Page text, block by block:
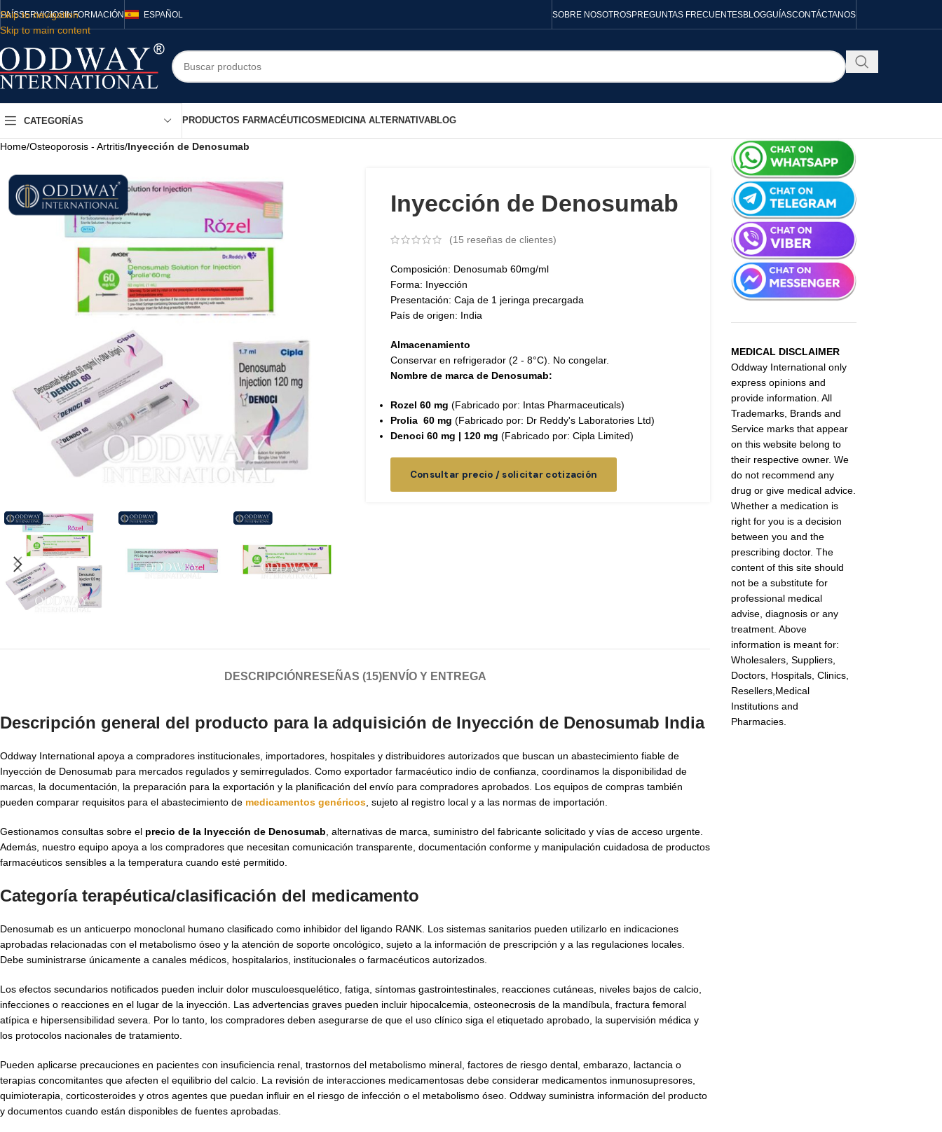
Skip to navigation
Skip to main content
PAÍSSERVICIOSINFORMACIÓN ESPAÑOL SOBRE NOSOTROSPREGUNTAS FRECUENTESBLOGGUÍASCONTÁCTANOS
CATEGORÍAS PRODUCTOS FARMACÉUTICOS MEDICINA ALTERNATIVABLOG
Home/Osteoporosis - Artritis/Inyección de Denosumab
Inyección de Denosumab
(15 reseñas de clientes)
Composición: Denosumab 60mg/ml
Forma: Inyección
Presentación: Caja de 1 jeringa precargada
País de origen: India
Almacenamiento
Conservar en refrigerador (2 - 8°C). No congelar.
Nombre de marca de Denosumab:
Rozel 60 mg (Fabricado por: Intas Pharmaceuticals)
Prolia 60 mg (Fabricado por: Dr Reddy's Laboratories Ltd)
Denoci 60 mg | 120 mg (Fabricado por: Cipla Limited)
Consultar precio / solicitar cotización
DESCRIPCIÓN RESEÑAS (15)ENVÍO Y ENTREGA
Descripción general del producto para la adquisición de Inyección de Denosumab India
Oddway International apoya a compradores institucionales, importadores, hospitales y distribuidores autorizados que buscan un abastecimiento fiable de
Inyección de Denosumab para mercados regulados y semirregulados. Como exportador farmacéutico indio de confianza, coordinamos la disponibilidad de
marcas, la documentación, la preparación para la exportación y la planificación del envío para compradores aprobados. Los equipos de compras también
pueden comparar requisitos para el abastecimiento de medicamentos genéricos , sujeto al registro local y a las normas de importación.
Gestionamos consultas sobre el precio de la Inyección de Denosumab , alternativas de marca, suministro del fabricante solicitado y vías de acceso urgente.
Además, nuestro equipo apoya a los compradores que necesitan comunicación transparente, documentación conforme y manipulación cuidadosa de productos
farmacéuticos sensibles a la temperatura cuando esté permitido.
Categoría terapéutica/clasificación del medicamento
Denosumab es un anticuerpo monoclonal humano clasificado como inhibidor del ligando RANK. Los sistemas sanitarios pueden utilizarlo en indicaciones
aprobadas relacionadas con el metabolismo óseo y la atención de soporte oncológico, sujeto a la información de prescripción y a las regulaciones locales.
Debe suministrarse únicamente a canales médicos, hospitalarios, institucionales o farmacéuticos autorizados.
Los efectos secundarios notificados pueden incluir dolor musculoesquelético, fatiga, síntomas gastrointestinales, reacciones cutáneas, niveles bajos de calcio,
infecciones o reacciones en el lugar de la inyección. Las advertencias graves pueden incluir hipocalcemia, osteonecrosis de la mandíbula, fractura femoral
atípica e hipersensibilidad severa. Por lo tanto, los compradores deben asegurarse de que el uso clínico siga el etiquetado aprobado, la supervisión médica y
los protocolos nacionales de tratamiento.
Pueden aplicarse precauciones en pacientes con insuficiencia renal, trastornos del metabolismo mineral, factores de riesgo dental, embarazo, lactancia o
terapias concomitantes que afecten el equilibrio del calcio. La revisión de interacciones medicamentosas debe considerar medicamentos inmunosupresores,
quimioterapia, corticosteroides y otros agentes que puedan influir en el riesgo de infección o el metabolismo óseo. Oddway suministra información del producto
y documentos cuando están disponibles de fuentes aprobadas.
MEDICAL DISCLAIMER
Oddway International only
express opinions and
provide information. All
Trademarks, Brands and
Service marks that appear
on this website belong to
their respective owner. We
do not recommend any
drug or give medical advice.
Whether a medication is
right for you is a decision
between you and the
prescribing doctor. The
content of this site should
not be a substitute for
professional medical
advise, diagnosis or any
treatment. Above
information is meant for:
Wholesalers, Suppliers,
Doctors, Hospitals, Clinics,
Resellers,Medical
Institutions and
Pharmacies.